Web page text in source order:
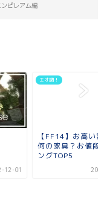
ピレアム編
01
エオ調！
【FF14】お高い家
何の家具？お値段ラ
ングTOP5
2024-